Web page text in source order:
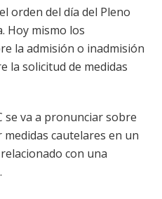
orden del día del Pleno
Hoy mismo los
la admisión o inadmisión
la solicitud de medidas
se va a pronunciar sobre
cautelares en un
con una